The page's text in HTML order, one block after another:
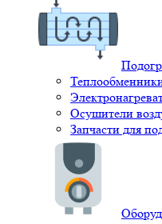
Осушители
Запчасти для